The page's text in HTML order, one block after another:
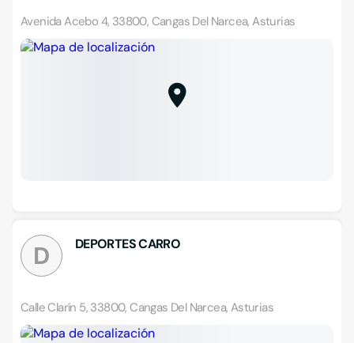
Avenida Acebo 4, 33800, Cangas Del Narcea, Asturias
D DEPORTES CARRO
Calle Clarín 5, 33800, Cangas Del Narcea, Asturias